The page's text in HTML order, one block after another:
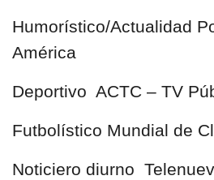
Humorístico/Actualidad
América
Deportivo ACTC – TV
Futbolístico Mundial de
Noticiero diurno